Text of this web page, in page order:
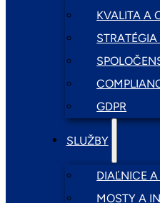
KVALITA A
STRATÉGIA
GDPR
SLUŽBY
DIAĽNICE
MOSTY A